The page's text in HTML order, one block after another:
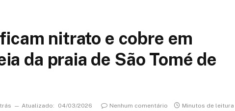
nitrato e cobre em
da praia de São Tomé de
Atualizado: 04/03/2026 Nenhum comentário Minutos de leitura